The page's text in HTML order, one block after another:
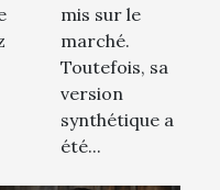
mis sur le
marché.
Toutefois, sa
version
synthétique a
été...